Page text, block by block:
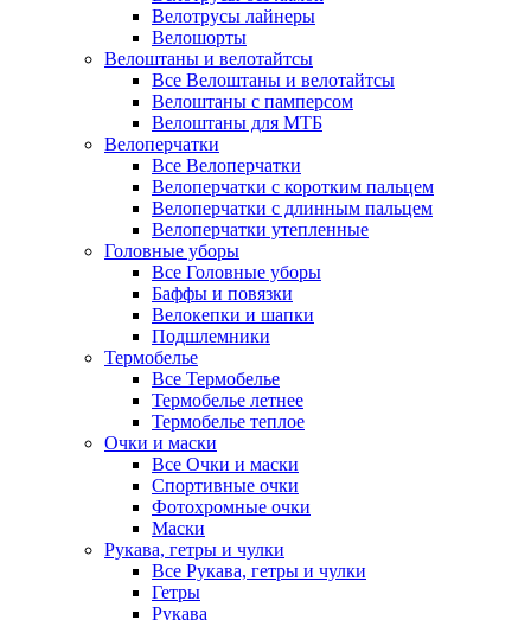
Велотрусы лайнеры
Велошорты
Велоштаны и велотайтсы
Все Велоштаны и велотайтсы
Велоштаны с памперсом
Велоштаны для МТБ
Велоперчатки
Все Велоперчатки
Велоперчатки с коротким пальцем
Велоперчатки с длинным пальцем
Велоперчатки утепленные
Головные уборы
Все Головные уборы
Баффы и повязки
Велокепки и шапки
Подшлемники
Термобелье
Все Термобелье
Термобелье летнее
Термобелье теплое
Очки и маски
Все Очки и маски
Спортивные очки
Фотохромные очки
Маски
Рукава, гетры и чулки
Все Рукава, гетры и чулки
Гетры
Рукава